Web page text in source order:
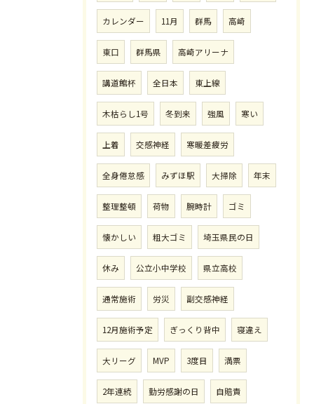
カレンダー 11月 群馬 高崎
東口 群馬県 高崎アリーナ
講道館杯 全日本 東上線
木枯らし1号 冬到来 強風 寒い
上着 交感神経 寒暖差疲労
全身倦怠感 みずほ駅 大掃除 年末
整理整頓 荷物 腕時計 ゴミ
懐かしい 粗大ゴミ 埼玉県民の日
休み 公立小中学校 県立高校
通常施術 労災 副交感神経
12月施術予定 ぎっくり背中 寝違え
大リーグ MVP 3度目 満票
2年連続 勤労感謝の日 自賠責